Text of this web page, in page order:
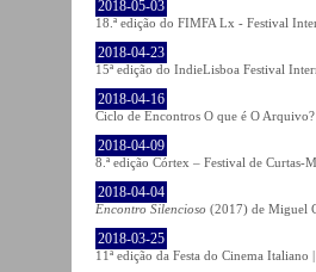
2018-05-03
18.ª edição do FIMFA Lx - Festival
2018-04-23
15ª edição do IndieLisboa Festival
2018-04-16
Ciclo de Encontros O que é O
2018-04-09
8.ª edição Córtex – Festival de Curtas-
2018-04-04
Encontro Silencioso (2017) de Miguel
2018-03-25
11ª edição da Festa do Cinema